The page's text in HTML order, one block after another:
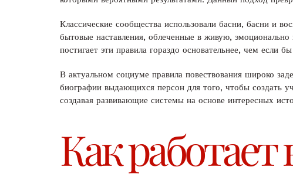
Классические сообщества использовали басни, басни и
бытовые наставления, облеченные в живую,
постигает эти правила гораздо основательнее, чем если
В актуальном социуме правила повествования широко
биографии выдающихся персон для того, чтобы создать
создавая развивающие системы на основе интересных
Как